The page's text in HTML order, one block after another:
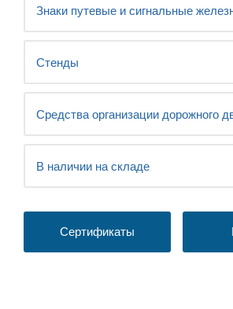
Знаки путевые и сигнальные
Стенды
Средства организации дорожного
В наличии на складе
Сертификаты